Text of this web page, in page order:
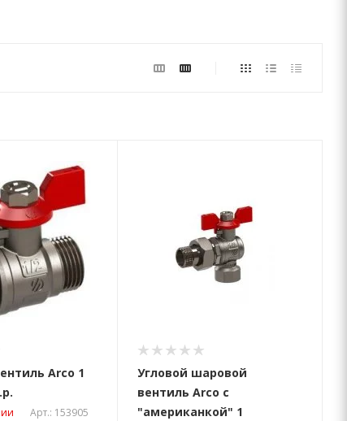
Arco 1
Арт.: 153905
Угловой шаровой
вентиль Arco с
"американкой" 1